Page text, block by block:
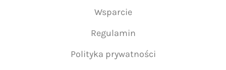
Wsparcie
Regulamin
Polityka prywatności